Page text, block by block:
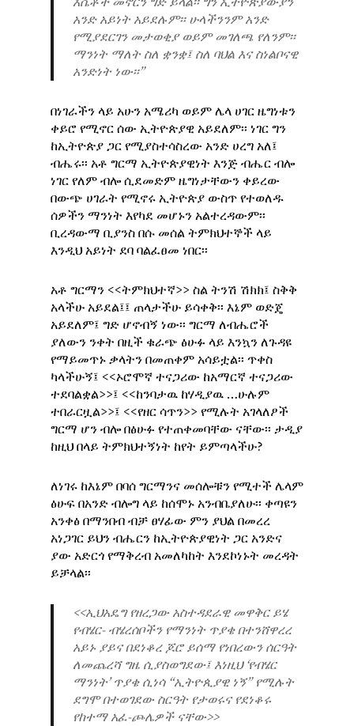
አንድ አይነት አይደሉም፡፡ ሁላችንንም አንድ
የሚያደርገን መታወቂያ ወይም መገለጫ የለንም፡፡
ማንነት ማለት ስለ ቋንቋ፤ ስለ ባህል እና ስነልቦናዊ
አንድነት ነው፡፡”
በነገራችን ላይ አሁን አሜሪካ ወይም ሌላ ሀገር ዜግነቱን
ቀይሮ የሚኖር ሰው ኢትዮጵያዊ አይደለም፡፡ ነገር ግን
ከኢትዮጵያ ጋር የሚያስተሳስረው አንድ ሀረግ አለ፤
ብሔሩ፡፡ አቶ ግርማ ኢትዮጵያዊነት እንጅ ብሔር ብሎ
ነገር የለም ብሎ ሲደመድም ዜግነታቸውን ቀይረው
በውጭ ሀገራት የሚኖሩ ኢትዮጵያ ውስጥ የተወለዱ
ሰዎችን ማንነት እየካደ መሆኑን አልተረዳውም፡፡
ቢረዳውማ ቢያንስ በሱ መሰል ትምክህተኞች ላይ
እንዲህ አይነት ደባ ባልፈፀመ ነበር፡፡
አቶ ግርማን <<ትምክህተኛ>> ስል ትንሽ ሽክክ፤ ስቅቅ
አላችሁ አይደል፤፤ ጠላታችሁ ይሳቀቅ፡፡ እኔም ወድጄ
አይደለም፤ ግድ ሆኖብኝ ነው፡፡ ግርማ ለብሔሮች
ያለውን ንቀት በዚች ቁራጭ ፅሁፉ ላይ እንኳን ለጉዳዩ
የማይመጥኑ ቃላትን በመጠቀም አሳይቷል፡፡ ጥቀስ
ካላችሁኝ፤ <<ኦሮሞኛ ተናጋሪው ከአማርኛ ተናጋሪው
ተደባልቋል>>፤ <<ከንባታዉ ከሃዲያዉ …ሁሉም
ተበራርዟል>>፤ <<የዘር ሳጥን>> የሚሉት አገላለፆች
ግርማ ሆን ብሎ በፅሁፉ የተጠቀመባቸው ናቸው፡፡ ታዲያ
ከዚህ በላይ ትምክህተኝነት ከየት ይምጣላችሁ?
ለነገሩ ከእኔም በባሰ ግርማንና መሰሎቹን የሚተች ሌላም
ፅሁፍ በአንድ ብሎግ ላይ ከሰሞኑ አንብቤያለሁ፡፡ ቀጣዩን
አንቀፅ በማንበብ ብቻ ፀሃፊው ምን ያህል በመረረ
አነጋገር ይህን ብሔርን ከኢትዮጵያዊነት ጋር አንድና
ያው አድርጎ የማቅረብ አመለካከት እንደኮነኑት መረዳት
ይቻላል፡፡
<<ኢህአዴግ የዘረጋው አስተዳደራዊ መዋቅር ይሄ
የብሄር- ብሄረሰቦችን የማንነት ጥያቄ በተንሸዋረረ
አይኑ ያይና በደነቆረ ጆሮ ይሰማ የነበረውን ሰርዓት
ለመጨረሻ ግዜ ሲያስወግደው፤ እነዚህ ‘የብሄር
ማንነት’ ጥያቄ ሲነሳ “ኢትዮጲያዊ ነኝ” የሚሉት
ደግሞ በተወገደው ስርዓት የታወሩና የደነቆሩ
የከተማ አፈ-ጮሌዎች ናቸው>>